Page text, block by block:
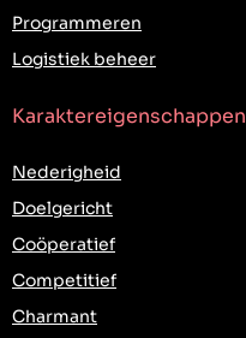
Programmeren
Logistiek beheer
Karaktereigenschappen
Nederigheid
Doelgericht
Coöperatief
Competitief
Charmant